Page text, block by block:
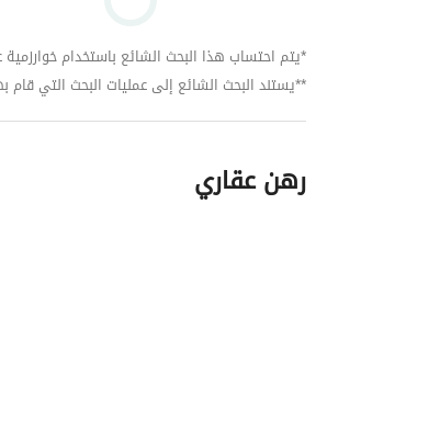
*يتم احتساب هذا البحث الشائع باستخدام خوارزمية
**يستند البحث الشائع إلى عمليات البحث التي قام
رهن عقاري